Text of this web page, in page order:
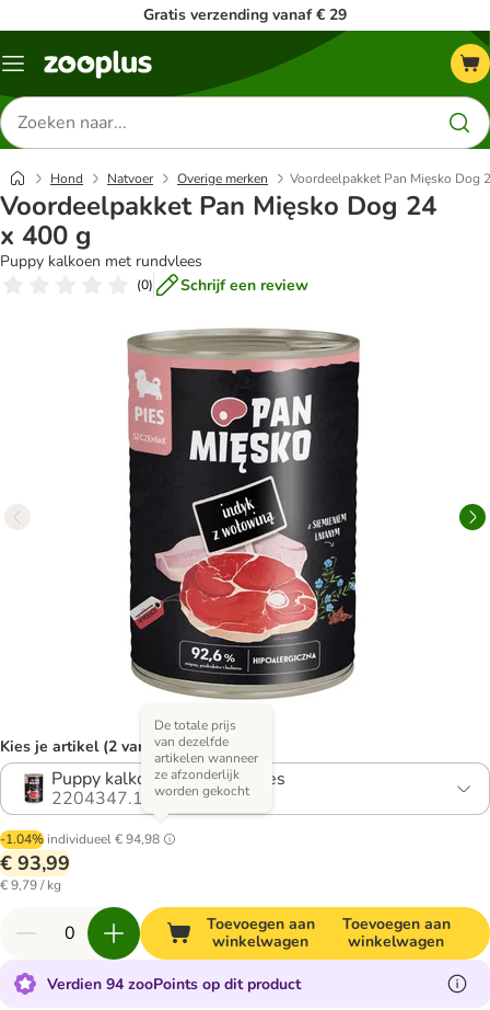
Gratis verzending vanaf € 29
Menu
Zoeken
naar
producten
Hond Natvoer Overige merken Voordeelpakket Pan Mięsko Dog
Voordeelpakket Pan Mięsko Dog 24
x 400 g
Puppy kalkoen met rundvlees
(0) Schrijf een review
Kies je artikel (2 varianten)
Puppy kalkoen met rundvlees
2204347.1
-1.04% individueel€ 94,98
De totale prijs
van dezelfde
artikelen wanneer
ze afzonderlijk
worden gekocht
€ 93,99
€ 9,79 / kg
Toevoegen aan
winkelwagen
Toevoegen aan
winkelwagen
Verdien 94 zooPoints op dit product